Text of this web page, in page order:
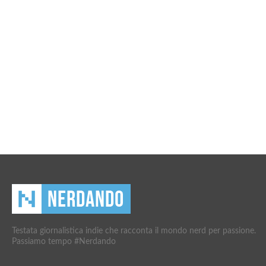
Testata giornalistica indie che racconta il mondo nerd per passione.
Passiamo tempo #Nerdando